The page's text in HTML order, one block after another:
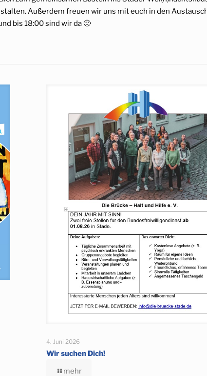
Außerdem freuen wir uns mit euch in den
bis 18:00 sind wir da 🙂
4. Juni 2026
Wir suchen Dich!
mehr